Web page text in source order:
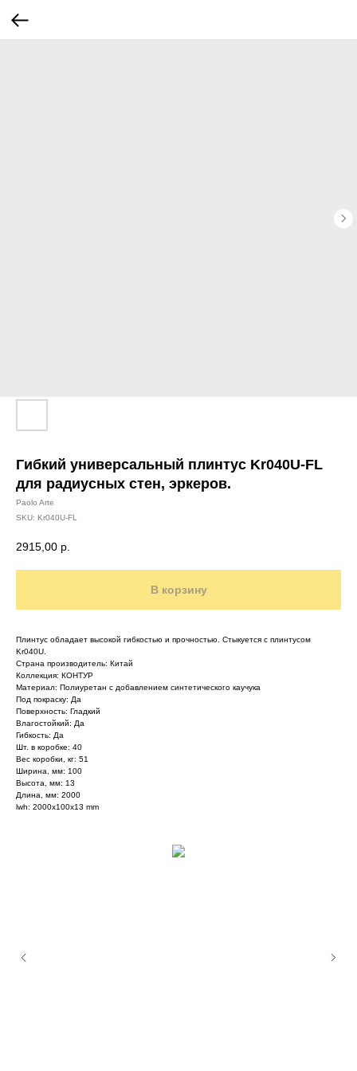
Гибкий универсальный плинтус Kr040U-FL
для радиусных стен, эркеров.
Paolo Arte
SKU: Kr040U-FL
2915,00 р.
В корзину
Плинтус обладает высокой гибкостью и прочностью. Стыкуется с плинтусом
Kr040U.
Страна производитель: Китай
Коллекция: КОНТУР
Материал: Полиуретан с добавлением синтетического каучука
Под покраску: Да
Поверхность: Гладкий
Влагостойкий: Да
Гибкость: Да
Шт. в коробке: 40
Вес коробки, кг: 51
Ширина, мм: 100
Высота, мм: 13
Длина, мм: 2000
lwh: 2000x100x13 mm